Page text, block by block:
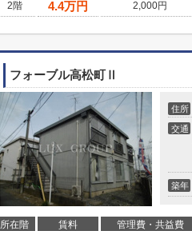
2階
4.4万円 2,000円
フォーブル高松町Ⅱ
住所
交通
築年
所在階 賃料 管理費・共益費